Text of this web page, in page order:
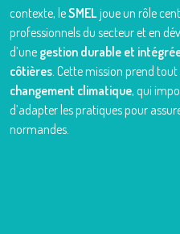
contexte, leSMELjoue un rôle
professionnels du secteur et en
d’une gestion durable et
côtières. Cette mission prend
changement climatique, qui
d’adapter les pratiques pour
normandes.